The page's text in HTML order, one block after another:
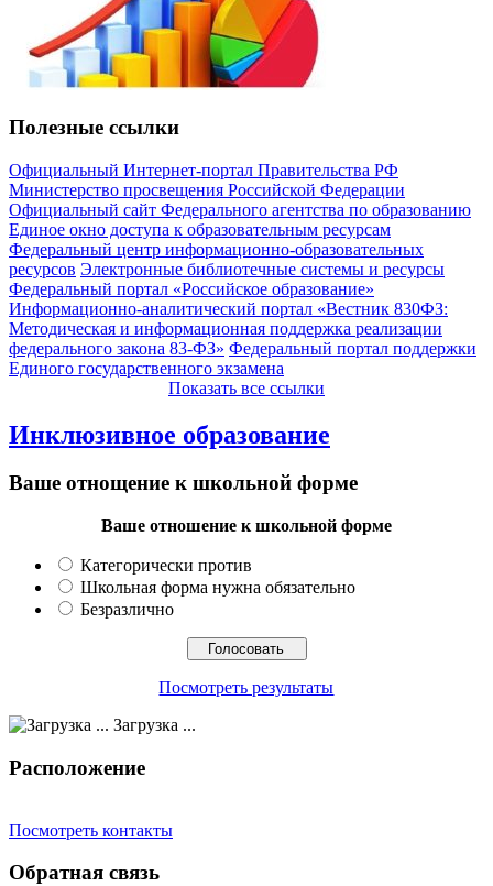
Полезные ссылки
Официальный Интернет-портал Правительства РФ
Министерство просвещения Российской Федерации
Официальный сайт Федерального агентства по образованию
Единое окно доступа к образовательным ресурсам
Федеральный центр информационно-образовательных
ресурсов Электронные библиотечные системы и ресурсы
Федеральный портал «Российское образование»
Информационно-аналитический портал «Вестник 830ФЗ:
Методическая и информационная поддержка реализации
федерального закона 83-ФЗ» Федеральный портал поддержки
Единого государственного экзамена
Показать все ссылки
Инклюзивное образование
Ваше отнощение к школьной форме
Ваше отношение к школьной форме
Категорически против
Школьная форма нужна обязательно
Безразлично
Посмотреть результаты
Загрузка ...
Расположение
Посмотреть контакты
Обратная связь